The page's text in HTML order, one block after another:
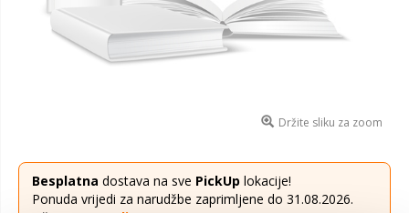
Držite sliku za zoom
Besplatna dostava na sve PickUp lokacije!
Ponuda vrijedi za narudžbe zaprimljene do 31.08.2026.